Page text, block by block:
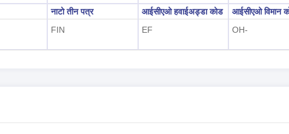
नाटो तीन पत्र
FIN
आईसीएओ हवाईअड्डा कोड
EF
आईसीएओ विमान
OH-